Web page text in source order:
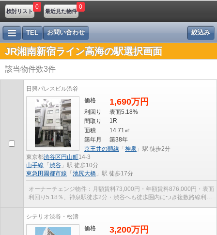
検討リスト
0
最近見た物件
0
絞込み
TEL お問い合わせ
JR湘南新宿ライン高海の駅選択画面
該当物件数3件
日興パレスビル渋谷
価格
1,690万円
利回り
表面5.18%
間取り
1R
面積
14.71㎡
築年月
築38年
東京都渋谷区 円山町14-3
京王井の頭線 「 神泉 」駅 徒歩2分
山手線 「 渋谷 」駅 徒歩10分
東急田園都市線 「 池尻大橋 」駅 徒歩17分
オーナーチェンジ物件：月額賃料73,000円・年額賃料876,000円・表面
利回り5.18％、神泉駅徒歩2分・渋谷へも徒歩圏内につき複数路線利用
シテリオ渋谷・松濤
価格
3,200万円